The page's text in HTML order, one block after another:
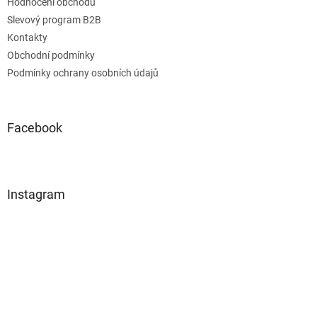
Hodnocení obchodu
Slevový program B2B
Kontakty
Obchodní podmínky
Podmínky ochrany osobních údajů
Facebook
Instagram